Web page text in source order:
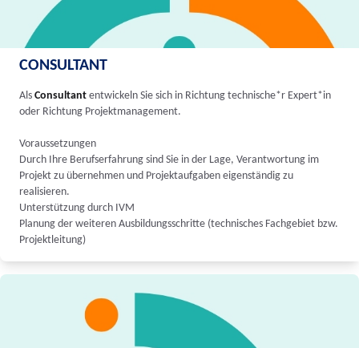
CONSULTANT
Als Consultant entwickeln Sie sich in Richtung technische*r Expert*in
oder Richtung Projektmanagement.
Voraussetzungen
Durch Ihre Berufserfahrung sind Sie in der Lage, Verantwortung im
Projekt zu übernehmen und Projektaufgaben eigenständig zu
realisieren.
Unterstützung durch IVM
Planung der weiteren Ausbildungsschritte (technisches Fachgebiet bzw.
Projektleitung)